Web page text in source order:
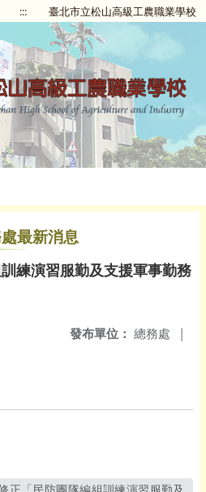
::: 臺北市立松山高級工農職業學校
最新消息
練演習服勤及支援軍事勤務
發布單位： 總務處 |